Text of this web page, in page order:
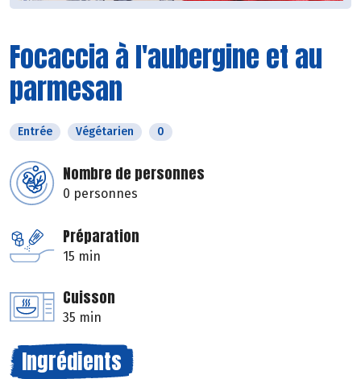
Focaccia à l'aubergine et au
parmesan
Entrée Végétarien 0
Nombre de personnes
0 personnes
Préparation
15 min
Cuisson
35 min
Ingrédients